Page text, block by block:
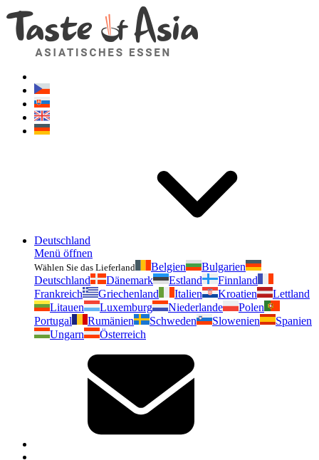
Deutschland
Menü öffnen
Wählen Sie das Lieferland Belgien
Bulgarien
Deutschland
Dänemark Estland
Finnland
Frankreich
Griechenland Italien Kroatien
Lettland
Litauen
Luxemburg Niederlande
Polen
Portugal
Rumänien Schweden Slowenien
Spanien
Ungarn
Österreich
Geschmackvonasien.de
Zögern Sie nicht zu fragen. Ich bin für Sie da!